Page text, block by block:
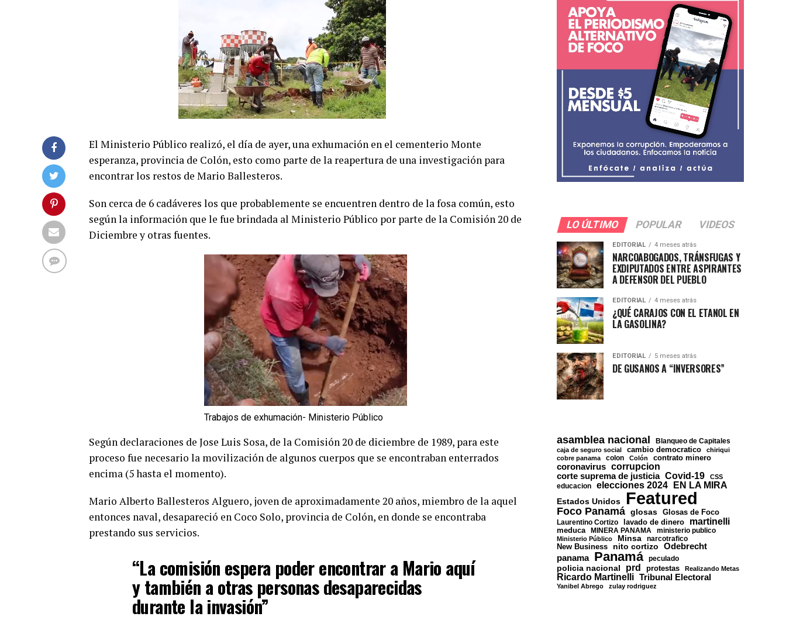
El Ministerio Público realizó, el día de ayer, una exhumación en el cementerio Monte
esperanza, provincia de Colón, esto como parte de la reapertura de una investigación para
encontrar los restos de Mario Ballesteros.
Son cerca de 6 cadáveres los que probablemente se encuentren dentro de la fosa común, esto
según la información que le fue brindada al Ministerio Público por parte de la Comisión 20 de
Diciembre y otras fuentes.
Trabajos de exhumación- Ministerio Público
Según declaraciones de Jose Luis Sosa, de la Comisión 20 de diciembre de 1989, para este
proceso fue necesario la movilización de algunos cuerpos que se encontraban enterrados
encima (5 hasta el momento).
Mario Alberto Ballesteros Alguero, joven de aproximadamente 20 años, miembro de la aquel
entonces naval, desapareció en Coco Solo, provincia de Colón, en donde se encontraba
prestando sus servicios.
“La comisión espera poder encontrar a Mario aquí
y también a otras personas desaparecidas
durante la invasión”
LO ÚLTIMO POPULAR VIDEOS
EDITORIAL 4 meses atrás
NARCOABOGADOS, TRÁNSFUGAS Y
EXDIPUTADOS ENTRE ASPIRANTES
A DEFENSOR DEL PUEBLO
EDITORIAL 4 meses atrás
¿QUÉ CARAJOS CON EL ETANOL EN
LA GASOLINA?
EDITORIAL 5 meses atrás
DE GUSANOS A “INVERSORES”
asamblea nacional Blanqueo de Capitales
caja de seguro social cambio democratico
chiriqui
cobre panama
colon Colón contrato minero
coronavirus corrupcion
corte suprema de justicia Covid-19 CSS
educacion elecciones 2024 EN LA MIRA
Estados Unidos Featured
Foco Panamá glosas Glosas de Foco
Laurentino Cortizo lavado de dinero martinelli
meduca MINERA PANAMA ministerio publico
Ministerio Público Minsa
narcotrafico
New Business
nito cortizo Odebrecht
panama Panamá peculado
policia nacional prd protestas Realizando Metas
Ricardo Martinelli Tribunal Electoral
Yanibel Abrego zulay rodriguez